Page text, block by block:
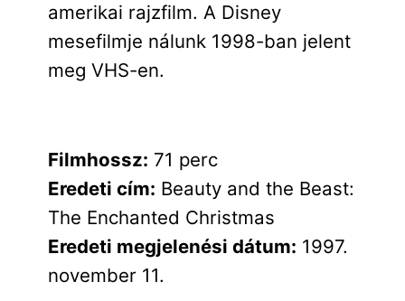
amerikai rajzfilm. A Disney
mesefilmje nálunk 1998-ban jelent
meg VHS-en.
Filmhossz: 71 perc
Eredeti cím: Beauty and the Beast:
The Enchanted Christmas
Eredeti megjelenési dátum: 1997.
november 11.